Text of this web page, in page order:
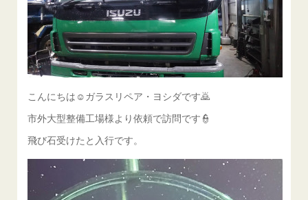
飛び石ひび割れでヒビ先が伸びた場合は？
こんにちは☺ガラスリペア・ヨシダです🙇
市外大型整備工場様より依頼で訪問です👮
飛び石受けたと入行です。